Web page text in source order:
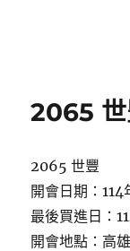
2065
2065 世豐
開會日期：
最後買進日：
開會地點：高